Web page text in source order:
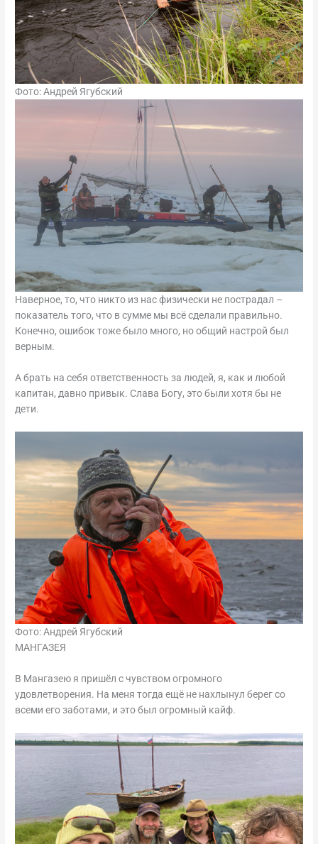
Фото: Андрей Ягубский
Наверное, то, что никто из нас физически не пострадал –
показатель того, что в сумме мы всё сделали правильно.
Конечно, ошибок тоже было много, но общий настрой был
верным.
А брать на себя ответственность за людей, я, как и любой
капитан, давно привык. Слава Богу, это были хотя бы не
дети.
Фото: Андрей Ягубский
МАНГАЗЕЯ
В Мангазею я пришёл с чувством огромного
удовлетворения. На меня тогда ещё не нахлынул берег со
всеми его заботами, и это был огромный кайф.